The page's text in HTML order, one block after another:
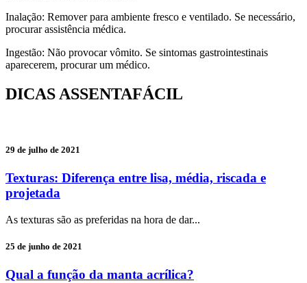
Inalação: Remover para ambiente fresco e ventilado. Se necessário,
procurarassistência médica.
Ingestão: Não provocar vômito. Se sintomas gastrointestinais
aparecerem, procurar um médico.
DICAS ASSENTAFÁCIL
29 de julho de 2021
Texturas: Diferença entre lisa, média, riscada e
projetada
As texturas são as preferidas na hora de dar...
25 de junho de 2021
Qual a função da manta acrílica?